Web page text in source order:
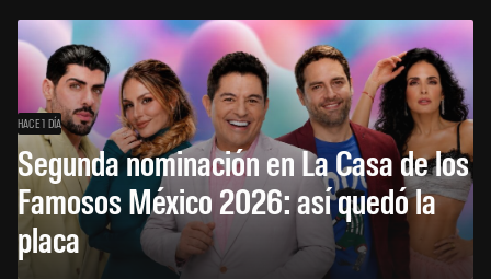
HACE 1 DÍA
Segunda nominación en La Casa de los
Famosos México 2026: así quedó la
placa